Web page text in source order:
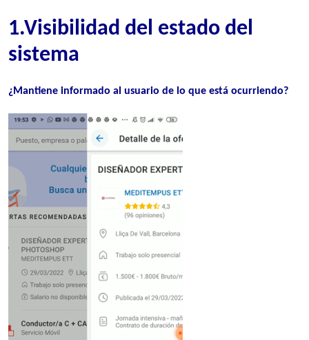
1.Visibilidad del estado del
sistema
¿Mantiene informado al usuario de lo que está ocurriendo?